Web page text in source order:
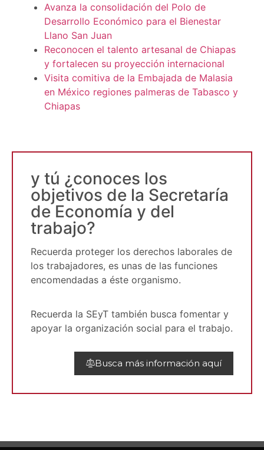
Avanza la consolidación del Polo de
Desarrollo Económico para el Bienestar
Llano San Juan
Reconocen el talento artesanal de Chiapas
y fortalecen su proyección internacional
Visita comitiva de la Embajada de Malasia
en México regiones palmeras de Tabasco y
Chiapas
y tú ¿conoces los
objetivos de la Secretaría
de Economía y del
trabajo?
Recuerda proteger los derechos laborales de
los trabajadores, es unas de las funciones
encomendadas a éste organismo.
Recuerda la SEyT también busca fomentar y
apoyar la organización social para el trabajo.
Busca más información aquí